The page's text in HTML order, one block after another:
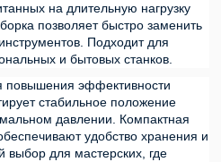
на длительную нагрузку
позволяет быстро заменить
Подходит для
и бытовых станков.
повышения эффективности
стабильное положение
давлении. Компактная
удобство хранения и
выбор для мастерских, где